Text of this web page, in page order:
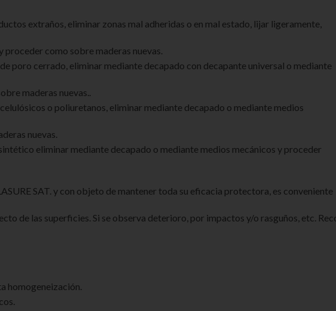
extraños, eliminar zonas mal adheridas o en mal estado, lijar ligeramente,
como sobre maderas nuevas.
poro cerrado, eliminar mediante decapado con decapante universal o mediante
maderas nuevas..
o poliuretanos, eliminar mediante decapado o mediante medios
nuevas.
eliminar mediante decapado o mediante medios mecánicos y proceder
SAT. y con objeto de mantener toda su eficacia protectora, es conveniente
de las superficies. Si se observa deterioro, por impactos y/o rasguños, etc.
homogeneización.